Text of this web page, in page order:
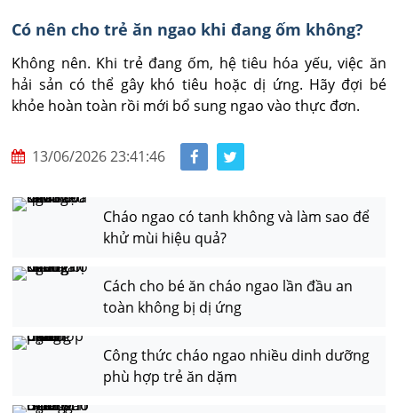
Có nên cho trẻ ăn ngao khi đang ốm không?
Không nên. Khi trẻ đang ốm, hệ tiêu hóa yếu, việc ăn
hải sản có thể gây khó tiêu hoặc dị ứng. Hãy đợi bé
khỏe hoàn toàn rồi mới bổ sung ngao vào thực đơn.
13/06/2026 23:41:46
Cháo ngao có tanh không và làm sao để
khử mùi hiệu quả?
Cách cho bé ăn cháo ngao lần đầu an
toàn không bị dị ứng
Công thức cháo ngao nhiều dinh dưỡng
phù hợp trẻ ăn dặm